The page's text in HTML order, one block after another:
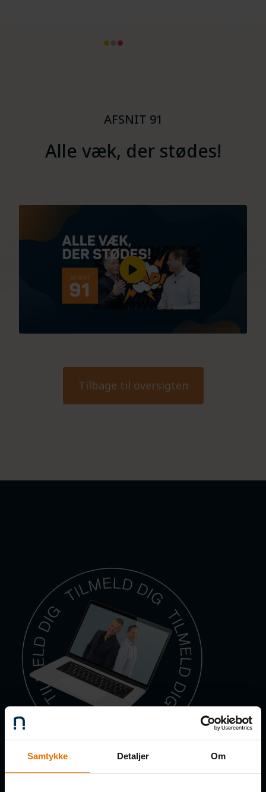
Samtykke Detaljer Om
AFSNIT 91
Alle væk, der stødes!
Tilbage til oversigten